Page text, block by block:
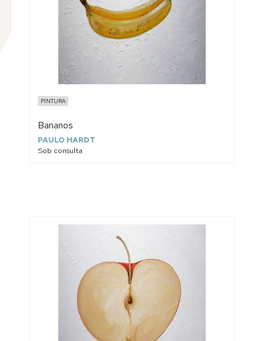
PINTURA
Bananos
PAULO HARDT
Sob consulta